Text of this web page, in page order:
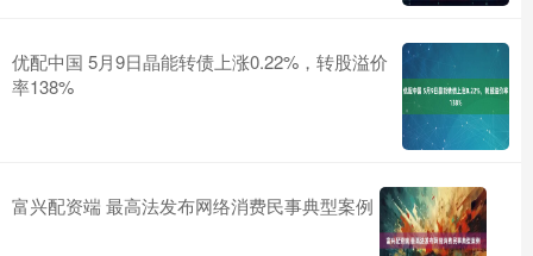
优配中国 5月9日晶能转债上涨0.22%，转股溢价
率138%
富兴配资端 最高法发布网络消费民事典型案例